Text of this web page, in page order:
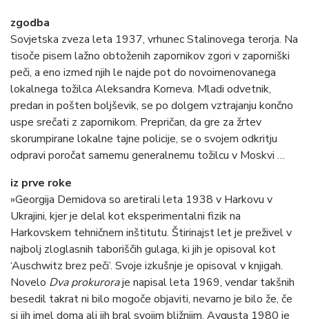
zgodba
Sovjetska zveza leta 1937, vrhunec Stalinovega terorja. Na
tisoče pisem lažno obtoženih zapornikov zgori v zaporniški
peči, a eno izmed njih le najde pot do novoimenovanega
lokalnega tožilca Aleksandra Korneva. Mladi odvetnik,
predan in pošten boljševik, se po dolgem vztrajanju končno
uspe srečati z zapornikom. Prepričan, da gre za žrtev
skorumpirane lokalne tajne policije, se o svojem odkritju
odpravi poročat samemu generalnemu tožilcu v Moskvi …
iz prve roke
»Georgija Demidova so aretirali leta 1938 v Harkovu v
Ukrajini, kjer je delal kot eksperimentalni fizik na
Harkovskem tehničnem inštitutu. Štirinajst let je preživel v
najbolj zloglasnih taboriščih gulaga, ki jih je opisoval kot
‘Auschwitz brez peči’. Svoje izkušnje je opisoval v knjigah.
Novelo Dva prokuroraje napisal leta 1969, vendar takšnih
besedil takrat ni bilo mogoče objaviti, nevarno je bilo že, če
si jih imel doma ali jih bral svojim bližnjim. Avgusta 1980 je